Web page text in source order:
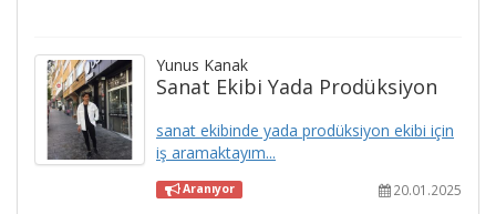
Yunus Kanak
Sanat Ekibi Yada Prodüksiyon
sanat ekibinde yada prodüksiyon ekibi için
iş aramaktayım...
Aranıyor 20.01.2025